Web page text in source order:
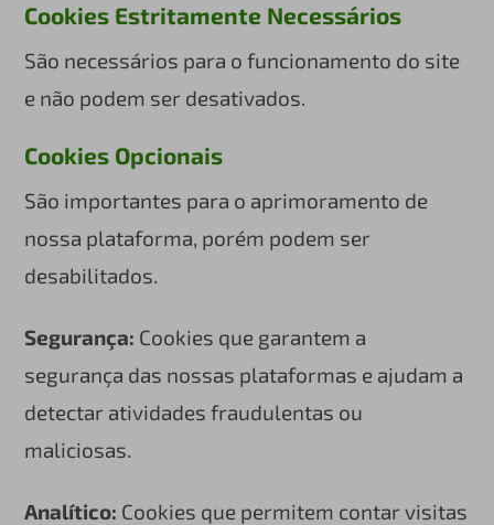
Cookies Estritamente Necessários
São necessários para o funcionamento do site
e não podem ser desativados.
Cookies Opcionais
São importantes para o aprimoramento de
nossa plataforma, porém podem ser
desabilitados.
Segurança: Cookies que garantem a
segurança das nossas plataformas e ajudam a
detectar atividades fraudulentas ou
maliciosas.
Analítico: Cookies que permitem contar visitas